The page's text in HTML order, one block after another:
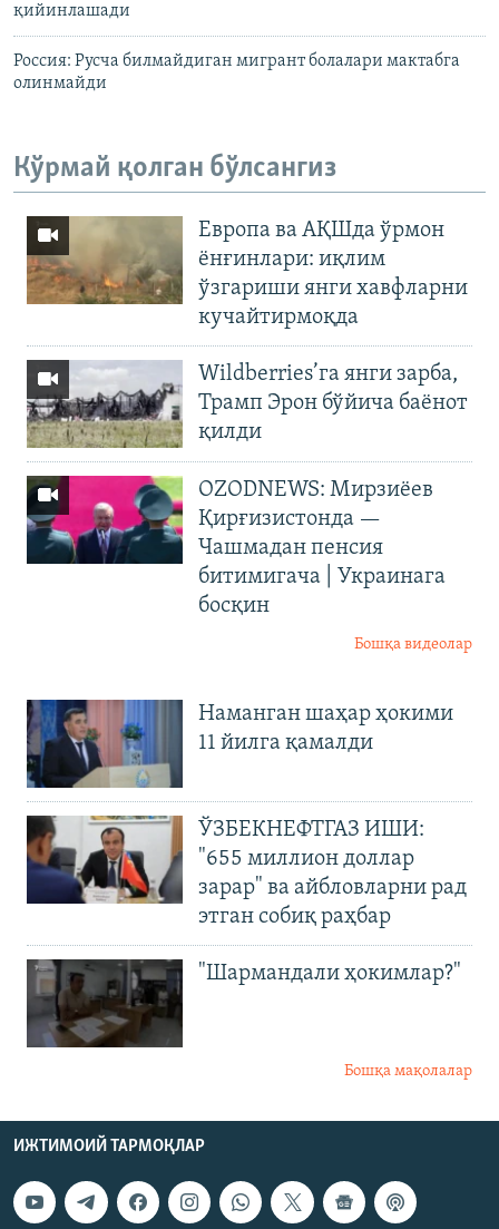
қийинлашади
Россия: Русча билмайдиган мигрант болалари мактабга
олинмайди
Кўрмай қолган бўлсангиз
Европа ва АҚШда ўрмон
ёнғинлари: иқлим
ўзгариши янги хавфларни
кучайтирмоқда
Wildberries’га янги зарба,
Трамп Эрон бўйича баёнот
қилди
OZODNEWS: Мирзиёев
Қирғизистонда —
Чашмадан пенсия
битимигача | Украинага
босқин
Бошқа видеолар
Наманган шаҳар ҳокими
11 йилга қамалди
ЎЗБЕКНЕФТГАЗ ИШИ:
"655 миллион доллар
зарар" ва айбловларни рад
этган собиқ раҳбар
"Шармандали ҳокимлар?"
Бошқа мақолалар
ИЖТИМОИЙ ТАРМОҚЛАР